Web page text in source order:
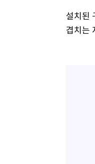
설치된
겹치는